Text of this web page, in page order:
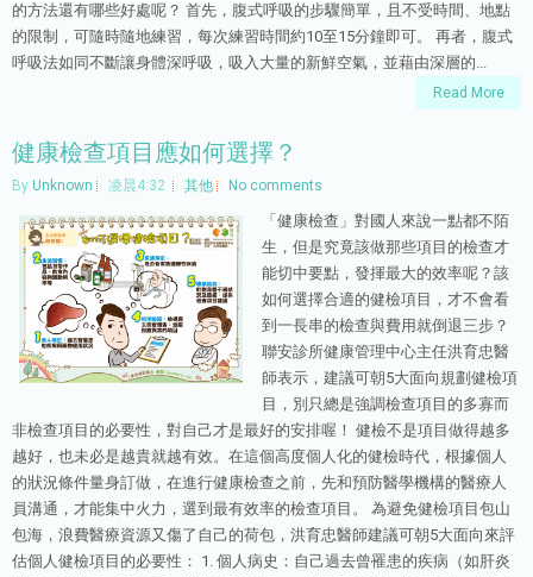
的方法還有哪些好處呢？ 首先，腹式呼吸的步驟簡單，且不受時間、地點
的限制，可隨時隨地練習，每次練習時間約10至15分鐘即可。 再者，腹式
呼吸法如同不斷讓身體深呼吸，吸入大量的新鮮空氣，並藉由深層的...
Read More
健康檢查項目應如何選擇？
By Unknown 凌晨4:32 其他 No comments
「健康檢查」對國人來說一點都不陌
生，但是究竟該做那些項目的檢查才
能切中要點，發揮最大的效率呢？該
如何選擇合適的健檢項目，才不會看
到一長串的檢查與費用就倒退三步？
聯安診所健康管理中心主任洪育忠醫
師表示，建議可朝5大面向規劃健檢項
目，別只總是強調檢查項目的多寡而
非檢查項目的必要性，對自己才是最好的安排喔！ 健檢不是項目做得越多
越好，也未必是越貴就越有效。在這個高度個人化的健檢時代，根據個人
的狀況條件量身訂做，在進行健康檢查之前，先和預防醫學機構的醫療人
員溝通，才能集中火力，選到最有效率的檢查項目。 為避免健檢項目包山
包海，浪費醫療資源又傷了自己的荷包，洪育忠醫師建議可朝5大面向來評
估個人健檢項目的必要性： 1. 個人病史：自己過去曾罹患的疾病（如肝炎